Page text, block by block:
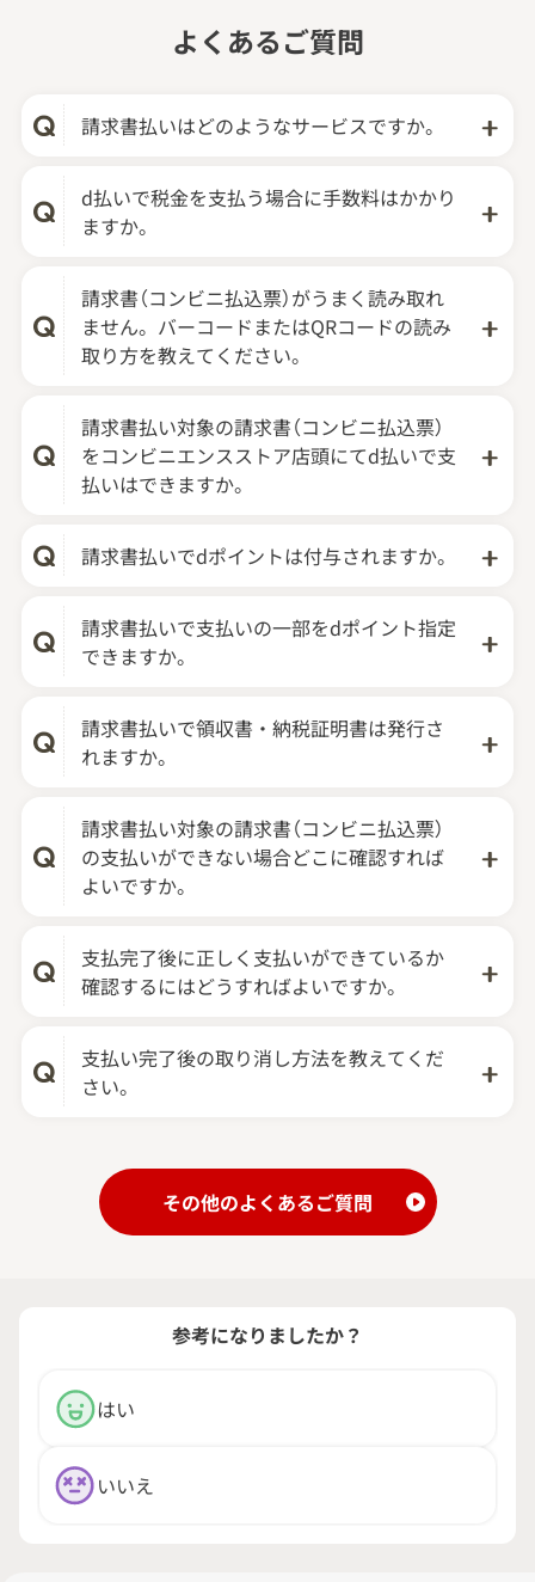
よくあるご質問
請求書払いはどのようなサービスですか。
d払いで税金を支払う場合に手数料はかかり
ますか。
請求書（コンビニ払込票）がうまく読み取れ
ません。バーコードまたはQRコードの読み
取り方を教えてください。
請求書払い対象の請求書（コンビニ払込票）
をコンビニエンスストア店頭にてd払いで支
払いはできますか。
請求書払いでdポイントは付与されますか。
請求書払いで支払いの一部をdポイント指定
できますか。
請求書払いで領収書・納税証明書は発行さ
れますか。
請求書払い対象の請求書（コンビニ払込票）
の支払いができない場合どこに確認すれば
よいですか。
支払完了後に正しく支払いができているか
確認するにはどうすればよいですか。
支払い完了後の取り消し方法を教えてくだ
さい。
その他のよくあるご質問
参考になりましたか？
はい
いいえ